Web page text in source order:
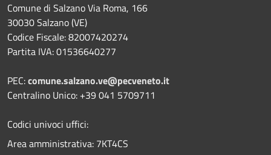
Comune di Salzano Via Roma, 166
30030 Salzano (VE)
Codice Fiscale: 82007420274
Partita IVA: 01536640277
PEC:comune.salzano.ve@pecveneto.it
Centralino Unico: +39 041 5709711
Codici univoci uffici:
Area amministrativa: 7KT4CS